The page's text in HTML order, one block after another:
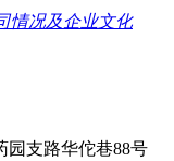
情况及企业文化
园支路华佗巷88号